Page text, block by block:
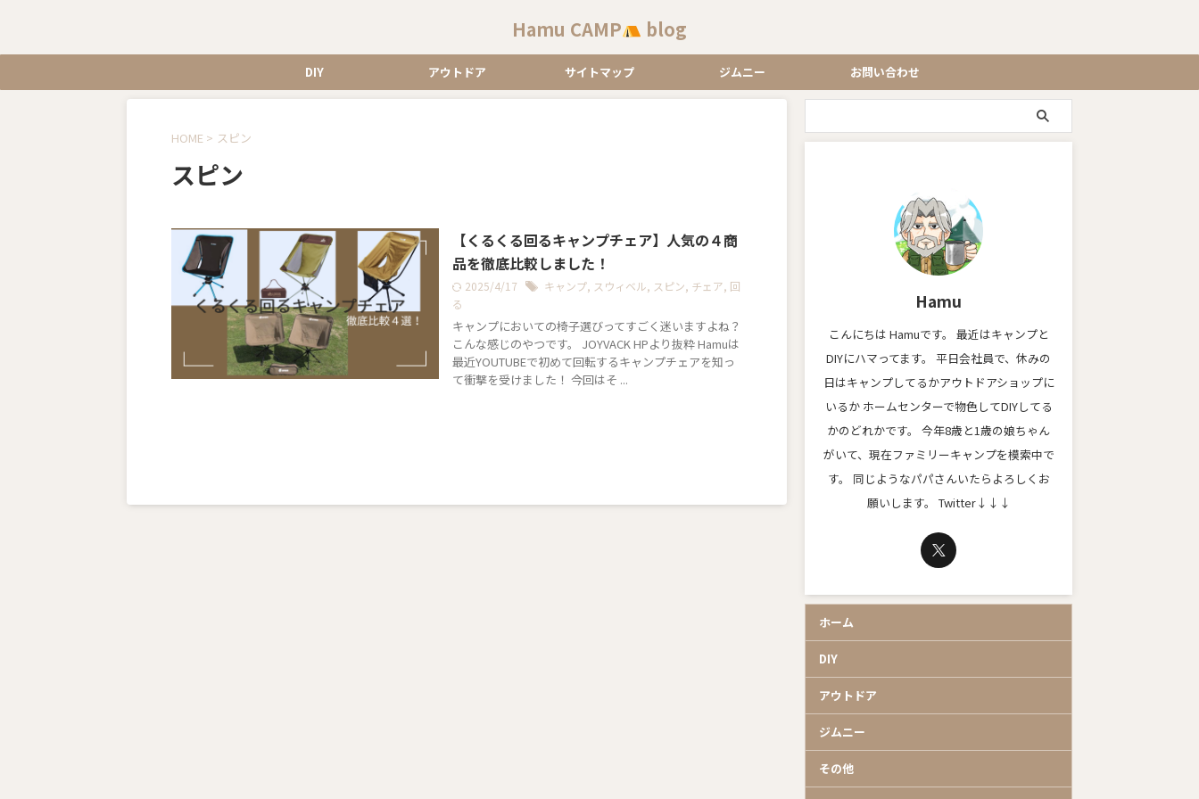
Hamu CAMP blog
DIY アウトドア サイトマップ ジムニー お問い合わせ
HOME > スピン
スピン
【くるくる回るキャンプチェア】人気の４商
品を徹底比較しました！
2025/4/17 キャンプ, スウィベル, スピン, チェア, 回
る
キャンプにおいての椅子選びってすごく迷いますよね？
こんな感じのやつです。 JOYVACK HPより抜粋 Hamuは
最近YOUTUBEで初めて回転するキャンプチェアを知っ
て衝撃を受けました！ 今回はそ ...
Hamu
こんにちは Hamuです。 最近はキャンプと
DIYにハマってます。 平日会社員で、休みの
日はキャンプしてるかアウトドアショップに
いるか ホームセンターで物色してDIYしてる
かのどれかです。 今年8歳と1歳の娘ちゃん
がいて、現在ファミリーキャンプを模索中で
す。 同じようなパパさんいたらよろしくお
願いします。 Twitter↓↓↓
ホーム
DIY
アウトドア
ジムニー
その他